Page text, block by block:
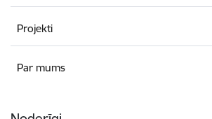
Projekti
Par mums